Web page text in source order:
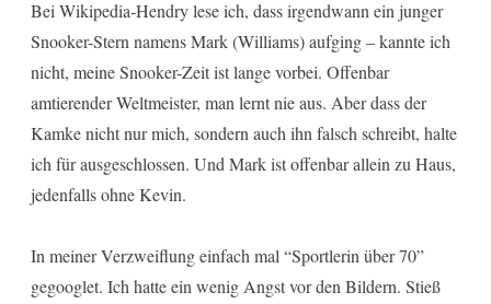
Bei Wikipedia-Hendry lese ich, dass irgendwann ein junger
Snooker-Stern namens Mark (Williams) aufging – kannte ich
nicht, meine Snooker-Zeit ist lange vorbei. Offenbar
amtierender Weltmeister, man lernt nie aus. Aber dass der
Kamke nicht nur mich, sondern auch ihn falsch schreibt, halte
ich für ausgeschlossen. Und Mark ist offenbar allein zu Haus,
jedenfalls ohne Kevin.
In meiner Verzweiflung einfach mal “Sportlerin über 70”
gegooglet. Ich hatte ein wenig Angst vor den Bildern. Stieß